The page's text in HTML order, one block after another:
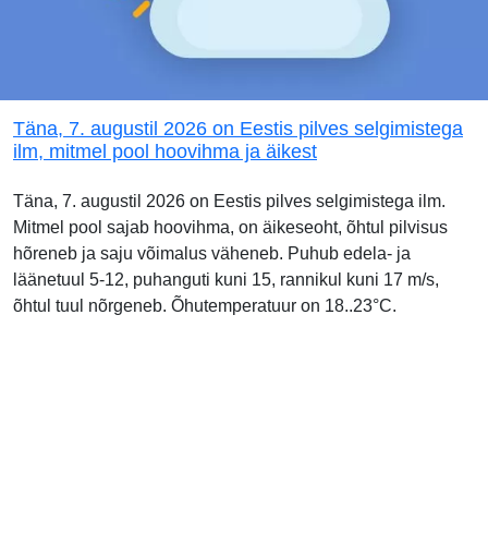
Täna, 7. augustil 2026 on Eestis pilves selgimistega
ilm, mitmel pool hoovihma ja äikest
Täna, 7. augustil 2026 on Eestis pilves selgimistega ilm.
Mitmel pool sajab hoovihma, on äikeseoht, õhtul pilvisus
hõreneb ja saju võimalus väheneb. Puhub edela- ja
läänetuul 5-12, puhanguti kuni 15, rannikul kuni 17 m/s,
õhtul tuul nõrgeneb. Õhutemperatuur on 18..23°C.